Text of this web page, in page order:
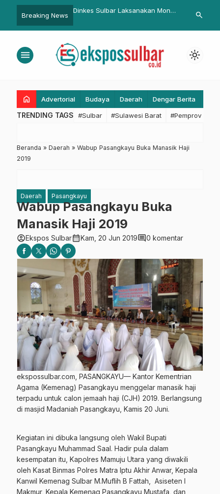
Breaking News
Laksanakan Monev
Pelayanan Rumah
RS Khusus Mutiara
Ini Pesan Bupati Pasangkayu
Paskibraka
Plt Karo
Akhir
search
menu light_mode
home Advertorial Budaya Daerah Dengar Berita
TRENDING TAGS #Sulbar #Sulawesi Barat #Pemprov
Beranda » Daerah » Wabup Pasangkayu Buka Manasik Haji
2019
Daerah Pasangkayu
Wabup Pasangkayu Buka
Manasik Haji 2019
account_circleEkspos Sulbarcalendar_monthKam, 20 Jun 2019comment0 komentar
ekspossulbar.com, PASANGKAYU— Kantor Kementrian
Agama (Kemenag) Pasangkayu menggelar manasik haji
terpadu untuk calon jemaah haji (CJH) 2019. Berlangsung
di masjid Madaniah Pasangkayu, Kamis 20 Juni.
Kegiatan ini dibuka langsung oleh Wakil Bupati
Pasangkayu Muhammad Saal. Hadir pula dalam
kesempatan itu, Kapolres Mamuju Utara yang diwakili
oleh Kasat Binmas Polres Matra Iptu Akhir Anwar, Kepala
Kanwil Kemenag Sulbar M.Muflih B Fattah, Asiseten I
Makmur, Kepala Kemenag Pasangkayu Mustafa, dan